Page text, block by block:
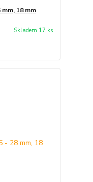
18 mm
Skladem 17 ks